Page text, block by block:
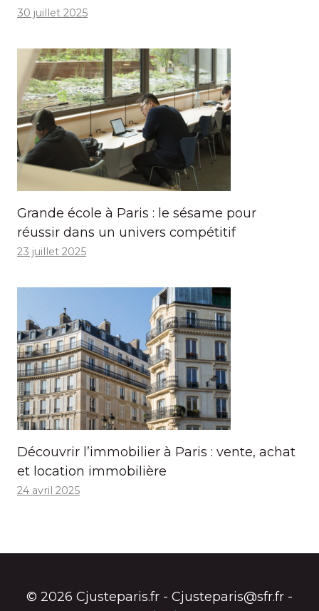
30 juillet 2025
Grande école à Paris : le sésame pour
réussir dans un univers compétitif
23 juillet 2025
Découvrir l’immobilier à Paris : vente, achat
et location immobilière
24 avril 2025
© 2026 Cjusteparis.fr - Cjusteparis@sfr.fr -